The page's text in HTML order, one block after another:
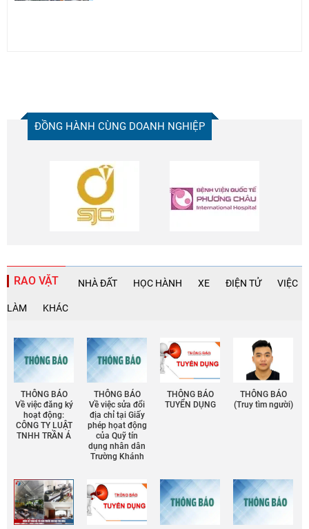
ĐỒNG HÀNH CÙNG DOANH NGHIỆP
RAO VẶT NHÀ ĐẤT HỌC HÀNH XE ĐIỆN TỬ VIỆC
LÀM KHÁC
THÔNG BÁO
Về việc đăng ký
hoạt động:
CÔNG TY LUẬT
TNHH TRẦN Á
THÔNG BÁO
Về việc sửa đổi
địa chỉ tại Giấy
phép họat động
của Quỹ tín
dụng nhân dân
Trường Khánh
THÔNG BÁO
TUYỂN DỤNG
THÔNG BÁO
(Truy tìm người)